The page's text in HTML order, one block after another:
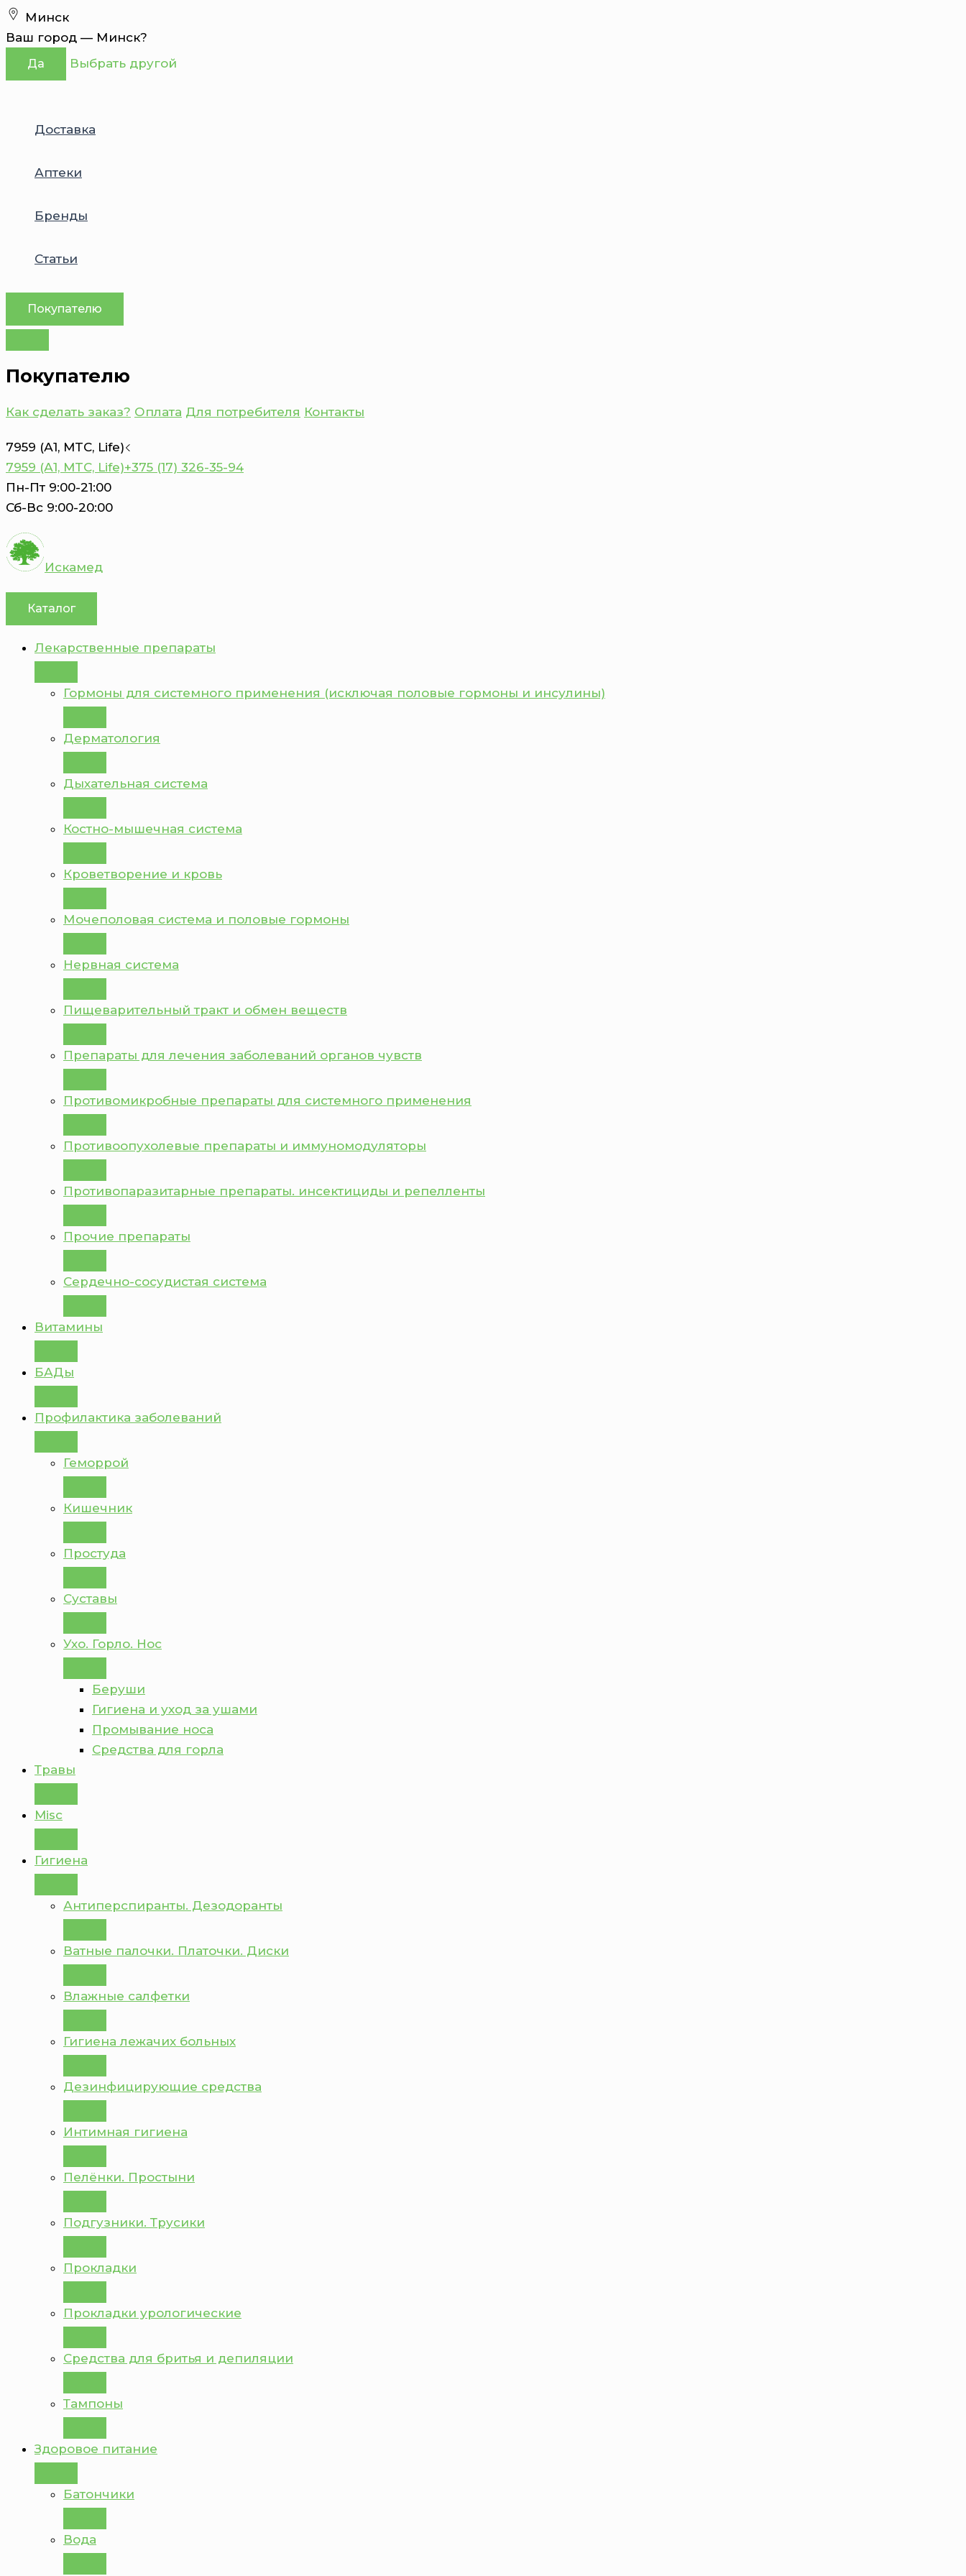
Перейти
к
содержимому
Минск
Ваш город — Минск?
Да Выбрать другой
Доставка
Аптеки
Бренды
Статьи
Покупателю
Покупателю
Как сделать заказ? Оплата Для потребителя Контакты
7959 (А1, MTC, Life)
7959 (А1, MTC, Life)+375 (17) 326-35-94
Пн-Пт 9:00-21:00
Сб-Вс 9:00-20:00
Искамед
Каталог
Лекарственные препараты
Гормоны для системного применения (исключая половые гормоны и инсулины)
Дерматология
Дыхательная система
Костно-мышечная система
Кроветворение и кровь
Мочеполовая система и половые гормоны
Нервная система
Пищеварительный тракт и обмен веществ
Препараты для лечения заболеваний органов чувств
Противомикробные препараты для системного применения
Противоопухолевые препараты и иммуномодуляторы
Противопаразитарные препараты. инсектициды и репелленты
Прочие препараты
Сердечно-сосудистая система
Витамины
БАДы
Профилактика заболеваний
Геморрой
Кишечник
Простуда
Суставы
Ухо. Горло. Нос
Беруши
Гигиена и уход за ушами
Промывание носа
Средства для горла
Травы
Misc
Гигиена
Антиперспиранты. Дезодоранты
Ватные палочки. Платочки. Диски
Влажные салфетки
Гигиена лежачих больных
Дезинфицирующие средства
Интимная гигиена
Пелёнки. Простыни
Подгузники. Трусики
Прокладки
Прокладки урологические
Средства для бритья и депиляции
Тампоны
Здоровое питание
Батончики
Вода